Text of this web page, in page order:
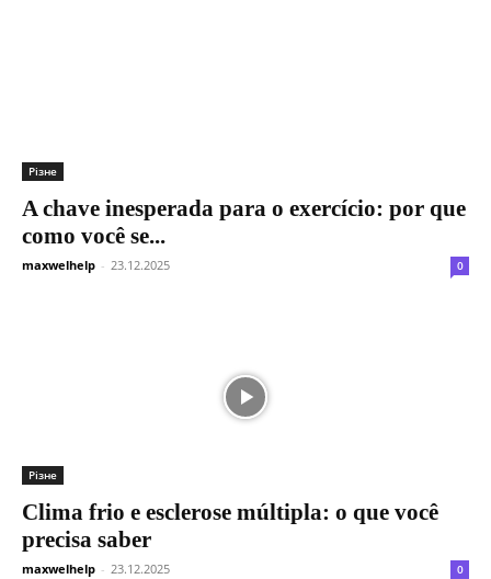
Різне
A chave inesperada para o exercício: por que
como você se...
maxwelhelp - 23.12.2025 0
Різне
Clima frio e esclerose múltipla: o que você
precisa saber
maxwelhelp - 23.12.2025 0